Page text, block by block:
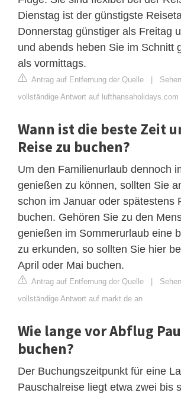
Dienstag ist der günstigste
Donnerstag günstiger als Freitag
und abends heben Sie im Schnitt
als vormittags.
Antrag auf Entfernung der Quelle |
vollständige Antwort auf lufthansaholidays.com
Wann ist die beste Zeit
Reise zu buchen?
Um den Familienurlaub dennoch
genießen zu können, sollten Sie
schon im Januar oder spätestens
buchen. Gehören Sie zu den
genießen im Sommerurlaub eine
zu erkunden, so sollten Sie hier
April oder Mai buchen.
Antrag auf Entfernung der Quelle |
vollständige Antwort auf markt.de an
Wie lange vor Abflug
buchen?
Der Buchungszeitpunkt für eine
Pauschalreise liegt etwa zwei bis